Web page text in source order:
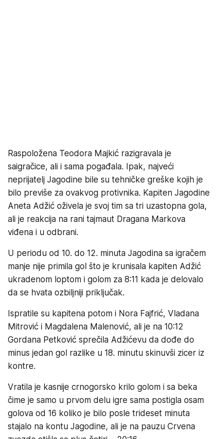
Raspoložena Teodora Majkić razigravala je
saigračice, ali i sama pogađala. Ipak, najveći
neprijatelj Jagodine bile su tehničke greške kojih je
bilo previše za ovakvog protivnika. Kapiten Jagodine
Aneta Adžić oživela je svoj tim sa tri uzastopna gola,
ali je reakcija na rani tajmaut Dragana Markova
viđena i u odbrani.
U periodu od 10. do 12. minuta Jagodina sa igračem
manje nije primila gol što je krunisala kapiten Adžić
ukradenom loptom i golom za 8:11 kada je delovalo
da se hvata ozbiljniji priključak.
Ispratile su kapitena potom i Nora Fajfrić, Vladana
Mitrović i Magdalena Malenović, ali je na 10:12
Gordana Petković sprečila Adžićevu da dođe do
minus jedan gol razlike u 18. minutu skinuvši zicer iz
kontre.
Vratila je kasnije crnogorsko krilo golom i sa beka
čime je samo u prvom delu igre sama postigla osam
golova od 16 koliko je bilo posle trideset minuta
stajalo na kontu Jagodine, ali je na pauzu Crvena